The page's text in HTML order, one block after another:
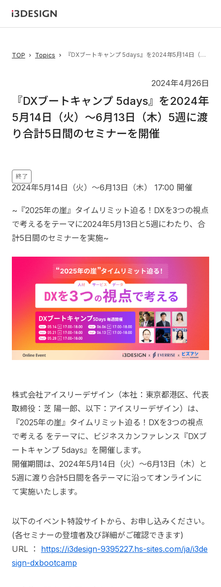
TOP Topics 『DXブートキャンプ 5days』を2024年5月14日（火）～6月13日（木）5週に渡り合計5日間のセミナーを開催
2024年4月26日
『DXブートキャンプ 5days』を2024年
5月14日（火）～6月13日（木）5週に渡
り合計5日間のセミナーを開催
終了
2024年5月14日（火）〜6月13日（木） 17:00 開催
~『2025年の崖』タイムリミット迫る！DXを3つの視点
で考えるをテーマに2024年5月13日と5週にわたり、合
計5日間のセミナーを実施~
株式会社アイスリーデザイン（本社：東京都港区、代表
取締役：芝 陽一郎、以下：アイスリーデザイン）は、
『2025年の崖』タイムリミット迫る！DXを3つの視点
で考える をテーマに、ビジネスカンファレンス『DXブ
ートキャンプ 5days』を開催します。
開催期間は、2024年5月14日（火）～6月13日（木）と
5週に渡り合計5日間を各テーマに沿ってオンラインに
て実施いたします。
以下のイベント特設サイトから、お申し込みください。
(各セミナーの登壇者及び詳細がご確認できます)
URL ： https://i3design-9395227.hs-sites.com/ja/i3de
sign-dxbootcamp